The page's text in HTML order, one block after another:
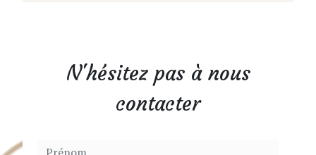
N'hésitez pas à nous
contacter